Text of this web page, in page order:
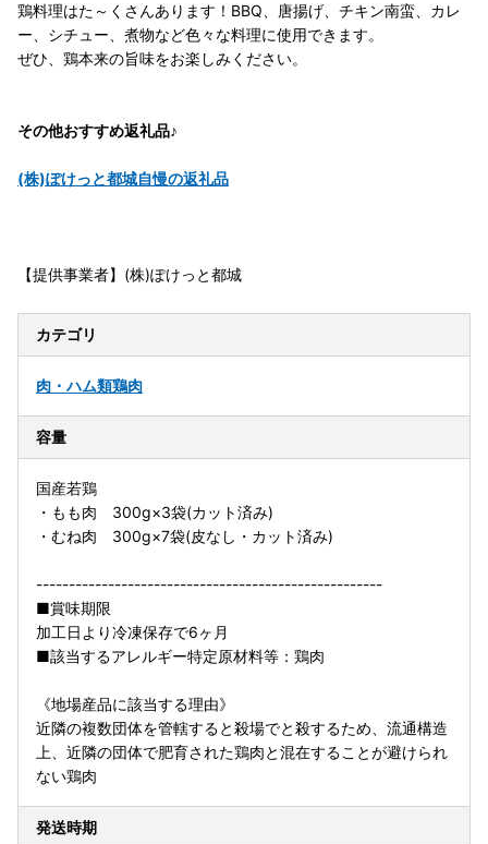
鶏料理はた～くさんあります！BBQ、唐揚げ、チキン南蛮、カレ
ー、シチュー、煮物など色々な料理に使用できます。
ぜひ、鶏本来の旨味をお楽しみください。
その他おすすめ返礼品♪
(株)ぽけっと都城自慢の返礼品
【提供事業者】(株)ぽけっと都城
カテゴリ
肉・ハム類鶏肉
容量
国産若鶏
・もも肉 300g×3袋(カット済み)
・むね肉 300g×7袋(皮なし・カット済み)
-----------------------------------------------------
■賞味期限
加工日より冷凍保存で6ヶ月
■該当するアレルギー特定原材料等：鶏肉
《地場産品に該当する理由》
近隣の複数団体を管轄すると殺場でと殺するため、流通構造
上、近隣の団体で肥育された鶏肉と混在することが避けられ
ない鶏肉
発送時期